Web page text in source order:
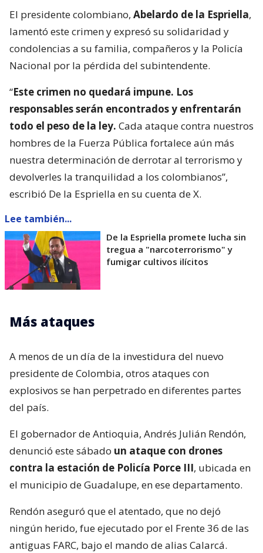
El presidente colombiano, Abelardo de la Espriella,
lamentó este crimen y expresó su solidaridad y
condolencias a su familia, compañeros y la Policía
Nacional por la pérdida del subintendente.
“Este crimen no quedará impune. Los
responsables serán encontrados y enfrentarán
todo el peso de la ley. Cada ataque contra nuestros
hombres de la Fuerza Pública fortalece aún más
nuestra determinación de derrotar al terrorismo y
devolverles la tranquilidad a los colombianos”,
escribió De la Espriella en su cuenta de X.
Lee también...
De la Espriella promete lucha sin
tregua a "narcoterrorismo" y
fumigar cultivos ilícitos
Más ataques
A menos de un día de la investidura del nuevo
presidente de Colombia, otros ataques con
explosivos se han perpetrado en diferentes partes
del país.
El gobernador de Antioquia, Andrés Julián Rendón,
denunció este sábado un ataque con drones
contra la estación de Policía Porce III, ubicada en
el municipio de Guadalupe, en ese departamento.
Rendón aseguró que el atentado, que no dejó
ningún herido, fue ejecutado por el Frente 36 de las
antiguas FARC, bajo el mando de alias Calarcá.